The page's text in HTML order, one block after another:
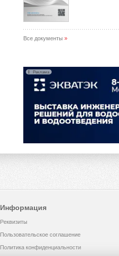
Все документы »
Реклама
Информация
Реквизиты
Пользовательское соглашение
Политика конфиденциальности